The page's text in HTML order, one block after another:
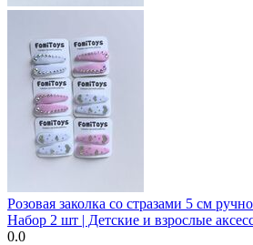
Розовая заколка со стразами 5 см
Набор 2 шт | Детские и взрослые
0.0